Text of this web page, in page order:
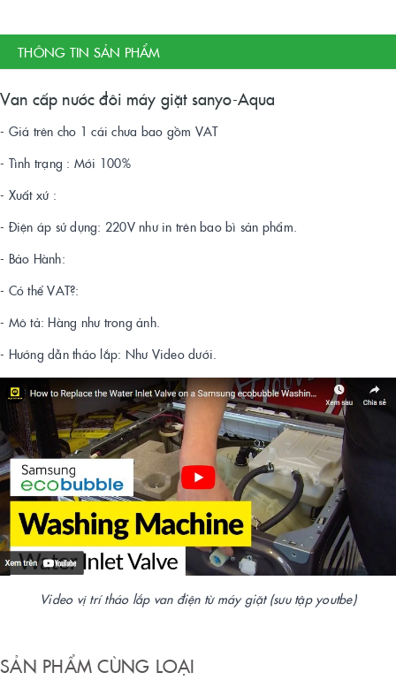
THÔNG TIN SẢN PHẨM
Van cấp nước đôi máy giặt sanyo-Aqua
- Giá trên cho 1 cái chưa bao gồm VAT
- Tình trạng : Mới 100%
- Xuất xứ :
- Điện áp sử dụng: 220V như in trên bao bì sản phẩm.
- Bảo Hành:
- Có thể VAT?:
- Mô tả: Hàng như trong ảnh.
- Hướng dẫn tháo lắp: Như Video dưới.
Video vị trí tháo lắp van điện từ máy giặt (sưu tập youtbe)
SẢN PHẨM CÙNG LOẠI